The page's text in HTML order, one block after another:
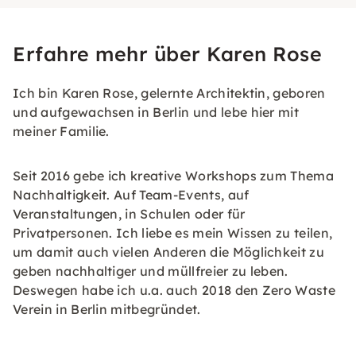
Erfahre mehr über Karen Rose
Ich bin Karen Rose, gelernte Architektin, geboren
und aufgewachsen in Berlin und lebe hier mit
meiner Familie.
Seit 2016 gebe ich kreative Workshops zum Thema
Nachhaltigkeit. Auf Team-Events, auf
Veranstaltungen, in Schulen oder für
Privatpersonen. Ich liebe es mein Wissen zu teilen,
um damit auch vielen Anderen die Möglichkeit zu
geben nachhaltiger und müllfreier zu leben.
Deswegen habe ich u.a. auch 2018 den Zero Waste
Verein in Berlin mitbegründet.